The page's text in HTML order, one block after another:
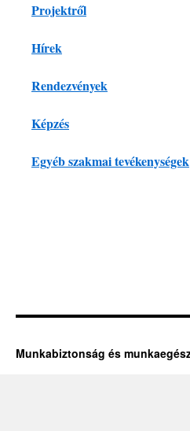
Projektről
Hírek
Rendezvények
Képzés
Egyéb szakmai tevékenységek
Munkabiztonság és